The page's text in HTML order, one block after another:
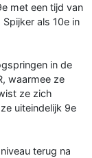
met een tijd van
als 10e in
in de
waarmee ze
ze zich
uiteindelijk 9e
terug na